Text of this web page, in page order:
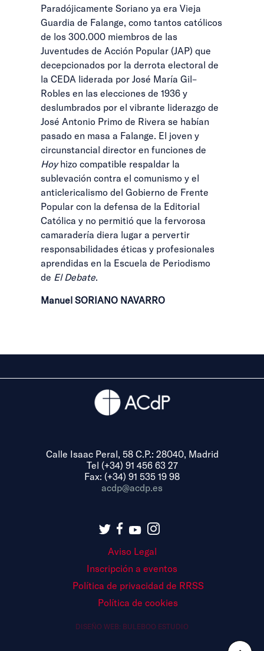
Paradójicamente Soriano ya era Vieja
Guardia de Falange, como tantos católicos
de los 300.000 miembros de las
Juventudes de Acción Popular (JAP) que
decepcionados por la derrota electoral de
la CEDA liderada por José María Gil–
Robles en las elecciones de 1936 y
deslumbrados por el vibrante liderazgo de
José Antonio Primo de Rivera se habían
pasado en masa a Falange. El joven y
circunstancial director en funciones de
Hoyhizo compatible respaldar la
sublevación contra el comunismo y el
anticlericalismo del Gobierno de Frente
Popular con la defensa de la Editorial
Católica y no permitió que la fervorosa
camaradería diera lugar a pervertir
responsabilidades éticas y profesionales
aprendidas en la Escuela de Periodismo
de El Debate.
Manuel SORIANO NAVARRO
Calle Isaac Peral, 58 C.P.: 28040, Madrid
Tel (+34) 91 456 63 27
Fax: (+34) 91 535 19 98
acdp@acdp.es
Aviso Legal
Inscripción a eventos
Política de privacidad de RRSS
Política de cookies
DISEÑO WEB: BULEBOO ESTUDIO